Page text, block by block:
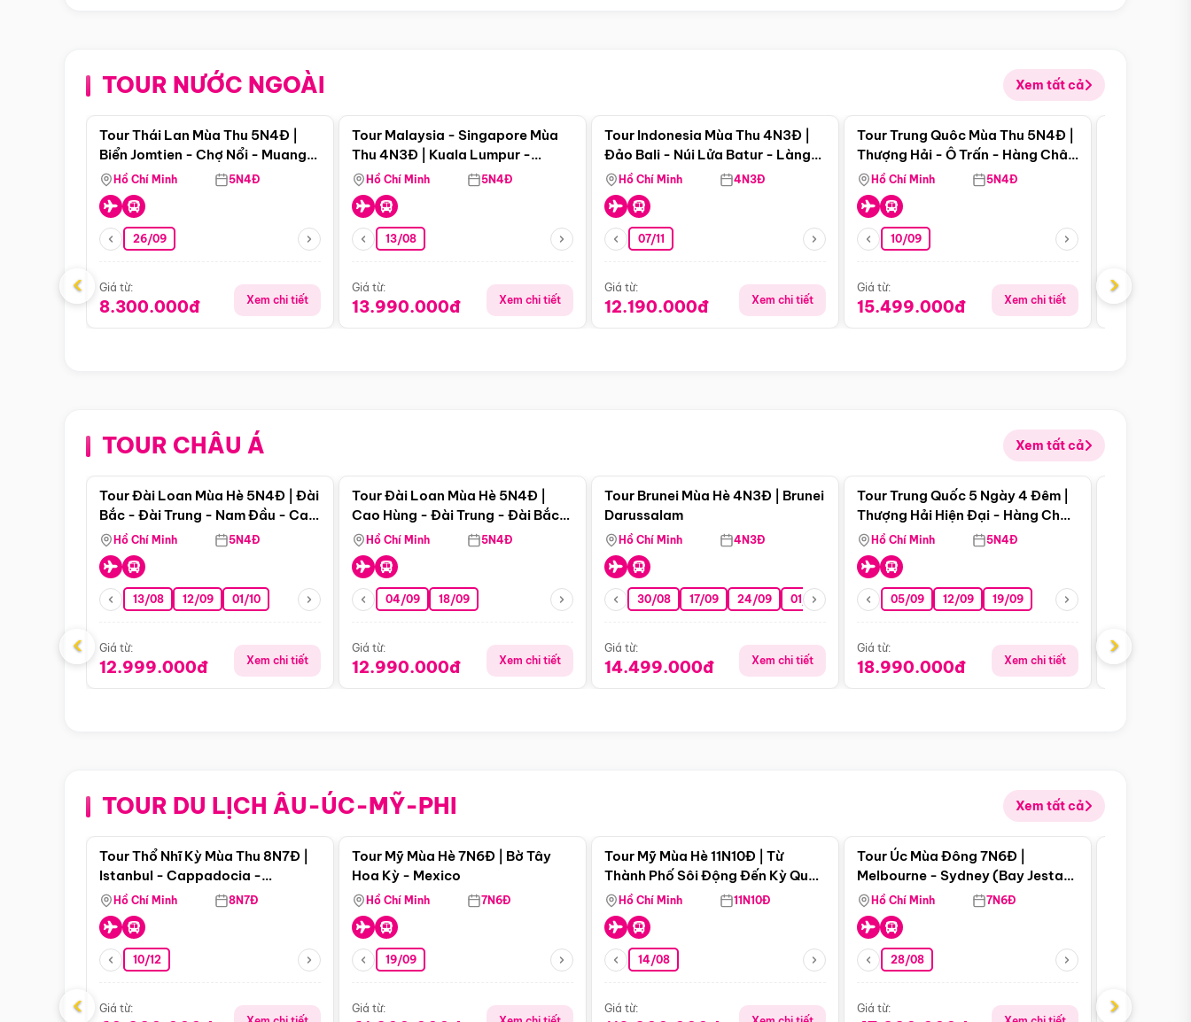
TOUR NƯỚC NGOÀI Xem tất cả
Điểm nổi bật
Tour Thái Lan Mùa Thu 5N4Đ |
Biển Jomtien - Chợ Nổi - Muang
Boran - Suanthai
Hồ Chí Minh 5N4Đ
26/09
Giá từ:
8.300.000đ Xem chi tiết
Tour Malaysia - Singapore Mùa
Thu 4N3Đ | Kuala Lumpur -
Malacca - Johor Baru -
Singapore
Hồ Chí Minh 5N4Đ
13/08
Giá từ:
13.990.000đ Xem chi tiết
Tour Indonesia Mùa Thu 4N3Đ |
Đảo Bali - Núi Lửa Batur - Làng
Penglipuran
Hồ Chí Minh 4N3Đ
07/11
Giá từ:
12.190.000đ Xem chi tiết
Điểm nổi bật
Tour Trung Quôc Mùa Thu 5N4Đ |
Thượng Hải - Ô Trấn - Hàng Châu
(Tour Không Shopping)
Hồ Chí Minh 5N4Đ
10/09
Giá từ:
15.499.000đ Xem chi tiết
Giá từ:
‹ ›
TOUR CHÂU Á Xem tất cả
Điểm nổi bật
Tour Đài Loan Mùa Hè 5N4Đ | Đài
Bắc - Đài Trung - Nam Đầu - Cao
Hùng ( Bay Vn)
Hồ Chí Minh 5N4Đ
13/08 12/09 01/10
Giá từ:
12.999.000đ Xem chi tiết
Tour Đài Loan Mùa Hè 5N4Đ |
Cao Hùng - Đài Trung - Đài Bắc
(Bay Vj)
Hồ Chí Minh 5N4Đ
04/09 18/09
Giá từ:
12.990.000đ Xem chi tiết
Tour Brunei Mùa Hè 4N3Đ | Brunei
Darussalam
Hồ Chí Minh 4N3Đ
30/08 17/09 24/09 01/10 15/10 29/10
Giá từ:
14.499.000đ Xem chi tiết
Điểm nổi bật
Tour Trung Quốc 5 Ngày 4 Đêm |
Thượng Hải Hiện Đại - Hàng Châu
Nên Thơ - Ô Trấn Cổ Kính
Hồ Chí Minh 5N4Đ
05/09 12/09 19/09
Giá từ:
18.990.000đ Xem chi tiết
Giá từ:
‹ ›
TOUR DU LỊCH ÂU-ÚC-MỸ-PHI Xem tất cả
Điểm nổi bật
Tour Thổ Nhĩ Kỳ Mùa Thu 8N7Đ |
Istanbul - Cappadocia -
Pamukkale
Hồ Chí Minh 8N7Đ
10/12
Giá từ:
Tour Mỹ Mùa Hè 7N6Đ | Bờ Tây
Hoa Kỳ - Mexico
Hồ Chí Minh 7N6Đ
19/09
Giá từ:
Tour Mỹ Mùa Hè 11N10Đ | Từ
Thành Phố Sôi Động Đến Kỳ Quan
Thiên Nhiên Mỹ
Hồ Chí Minh 11N10Đ
14/08
Giá từ:
Điểm nổi bật
Tour Úc Mùa Đông 7N6Đ |
Melbourne - Sydney (Bay Jestar
Airways)
Hồ Chí Minh 7N6Đ
28/08
Giá từ: Giá từ:
‹ ›